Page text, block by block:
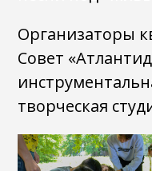
Организаторы
Совет
творческая